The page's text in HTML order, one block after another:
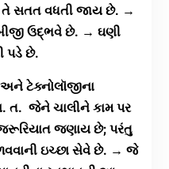
સતત વધતી જાય છે. →
ઉદ્ભવે છે. → ઘણી
પડે છે.
ટેક્નોલૉજીના
ત. જેને ચાલીને કામ પર
જણાય છે; પરંતુ
ઇચ્છા સેવે છે. → જે